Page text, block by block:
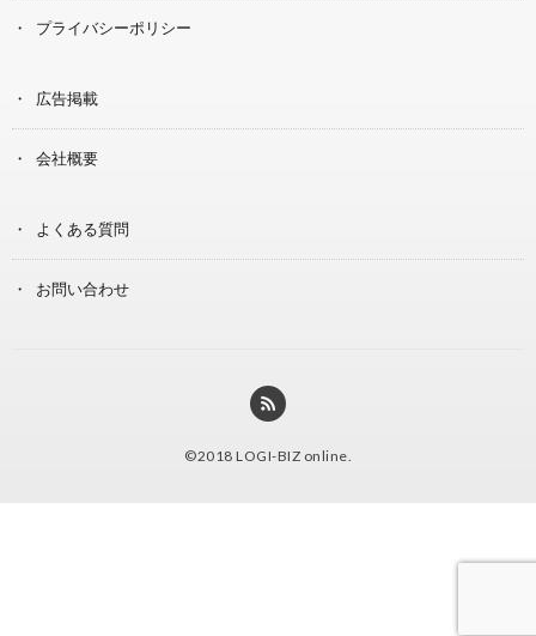
プライバシーポリシー
広告掲載
会社概要
よくある質問
お問い合わせ
©2018 LOGI-BIZ online